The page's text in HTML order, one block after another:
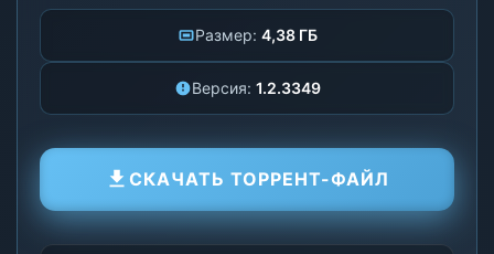
Размер: 4,38 ГБ
Версия: 1.2.3349
СКАЧАТЬ ТОРРЕНТ-ФАЙЛ